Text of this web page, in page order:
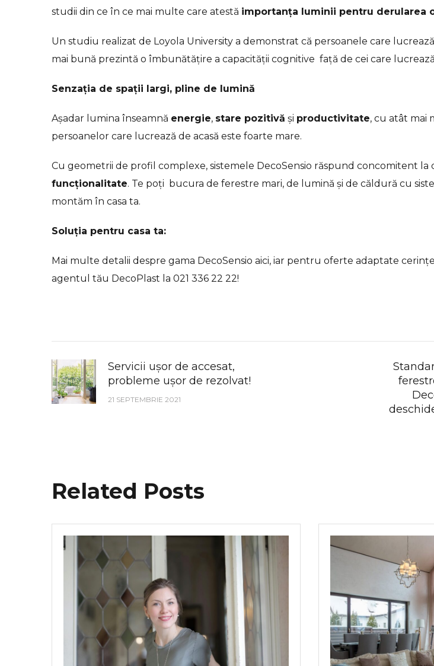
studii din ce în ce mai multe care atestă importanța luminii pentru derularea
Un studiu realizat de Loyola University a demonstrat că persoanele care
mai bună prezintă o îmbunătățire a capacității cognitive față de cei care
Senzația de spații largi, pline de lumină
Așadar lumina înseamnă energie, stare pozitivă și productivitate, cu atât mai
persoanelor care lucrează de acasă este foarte mare.
Cu geometrii de profil complexe, sistemele DecoSensio răspund concomitent la
funcționalitate. Te poți bucura de ferestre mari, de lumină și de căldură cu
montăm în casa ta.
Soluția pentru casa ta:
Mai multe detalii despre gama DecoSensio aici, iar pentru oferte adaptate
agentul tău DecoPlast la 021 336 22 22!
Servicii ușor de accesat,
probleme ușor de rezolvat!
21 SEPTEMBRIE 2021
Related Posts